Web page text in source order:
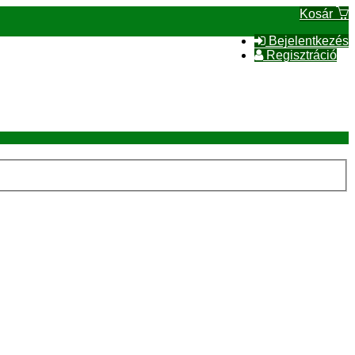
Kosár
Bejelentkezés
Regisztráció